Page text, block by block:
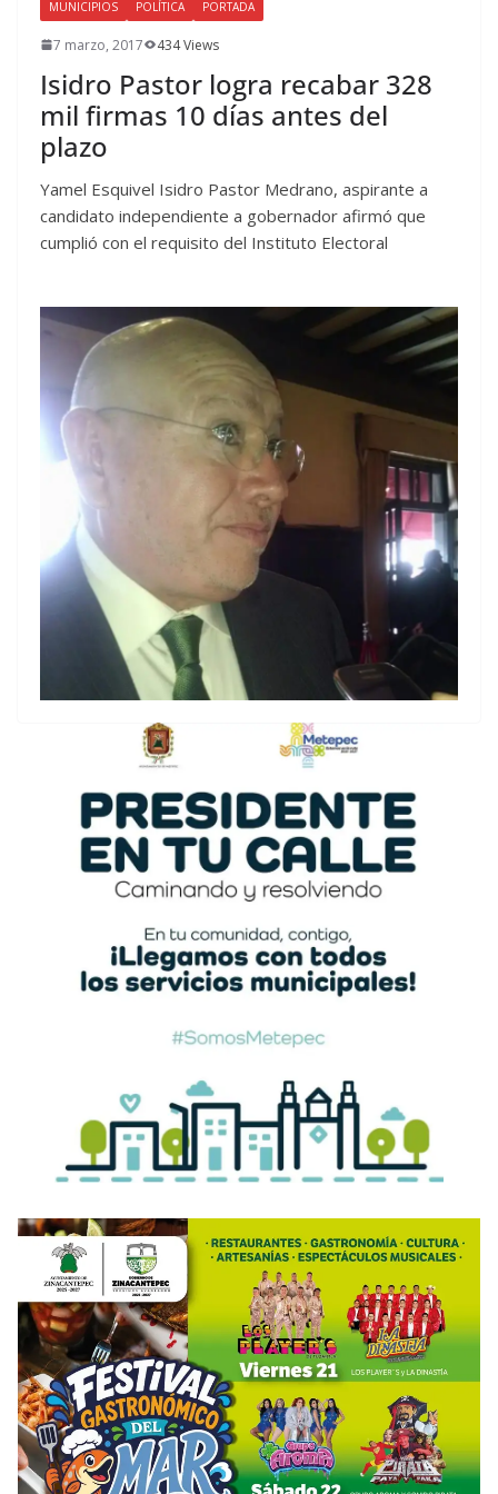
MUNICIPIOS POLÍTICA PORTADA
7 marzo, 2017 434 Views
Isidro Pastor logra recabar 328
mil firmas 10 días antes del
plazo
Yamel Esquivel Isidro Pastor Medrano, aspirante a
candidato independiente a gobernador afirmó que
cumplió con el requisito del Instituto Electoral